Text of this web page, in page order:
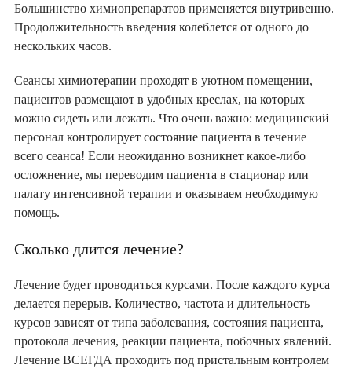
Большинство химиопрепаратов применяется внутривенно.
Продолжительность введения колеблется от одного до
нескольких часов.
Сеансы химиотерапии проходят в уютном помещении,
пациентов размещают в удобных креслах, на которых
можно сидеть или лежать. Что очень важно: медицинский
персонал контролирует состояние пациента в течение
всего сеанса! Если неожиданно возникнет какое-либо
осложнение, мы переводим пациента в стационар или
палату интенсивной терапии и оказываем необходимую
помощь.
Сколько длится лечение?
Лечение будет проводиться курсами. После каждого курса
делается перерыв. Количество, частота и длительность
курсов зависят от типа заболевания, состояния пациента,
протокола лечения, реакции пациента, побочных явлений.
Лечение ВСЕГДА проходить под пристальным контролем